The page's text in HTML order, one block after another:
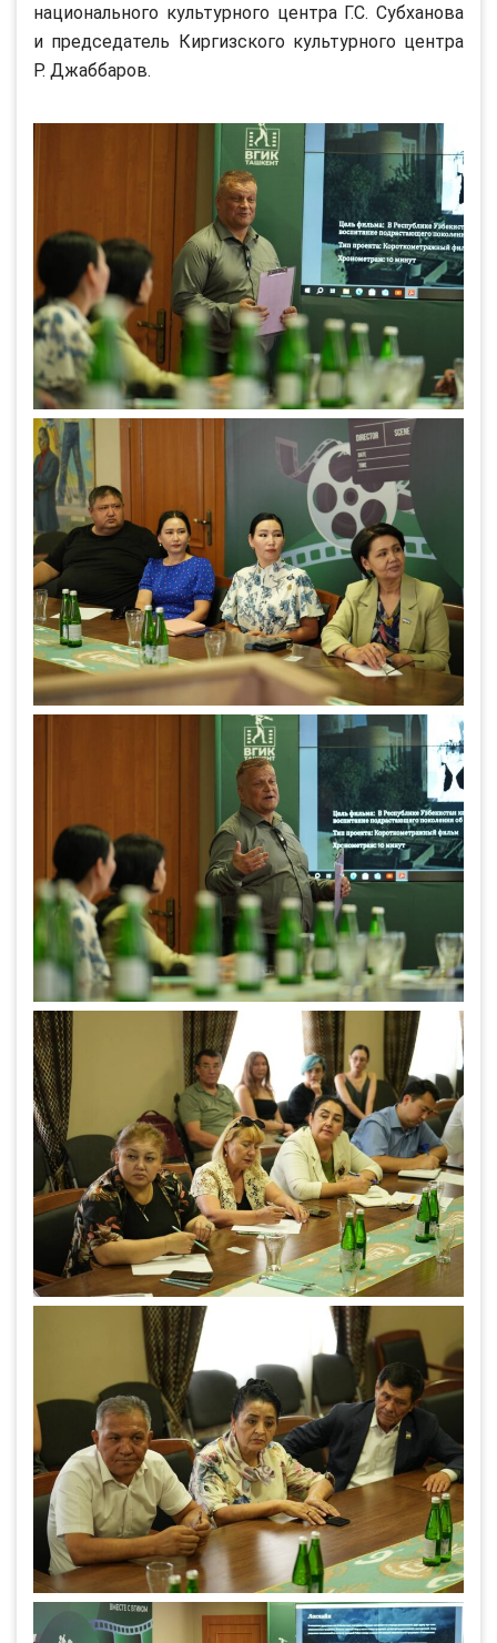
национального культурного центра Г.С. Субханова
и председатель Киргизского культурного центра
Р. Джаббаров.